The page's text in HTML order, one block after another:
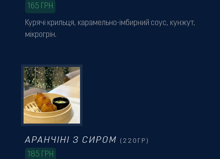
Курячі крильця, карамельно-імбирний соус, кунжут,
мікрогрін.
165 ГРН
АРАНЧІНІ З СИРОМ (220ГР)
185 ГРН